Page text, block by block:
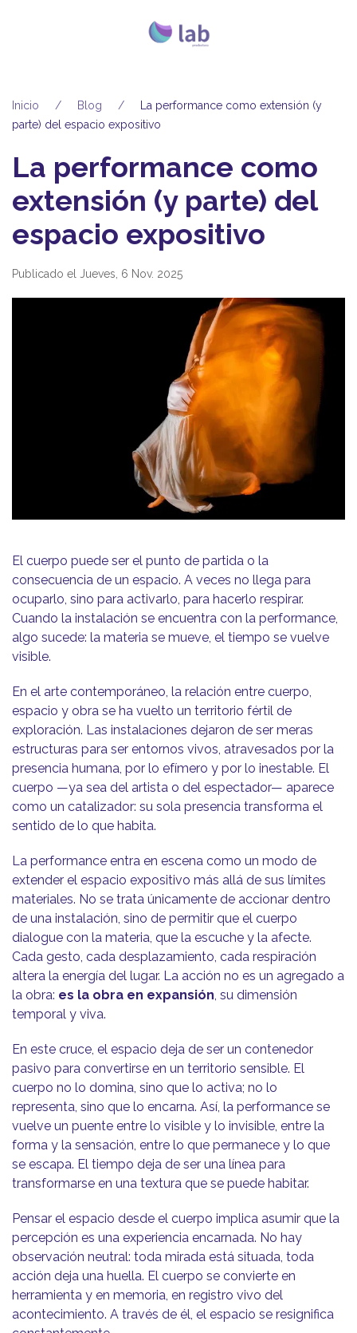
Inicio Blog
La performance como extensión (y
parte) del espacio expositivo
La performance como
extensión (y parte) del
espacio expositivo
Publicado el Jueves, 6 Nov. 2025
El cuerpo puede ser el punto de partida o la
consecuencia de un espacio. A veces no llega para
ocuparlo, sino para activarlo, para hacerlo respirar.
Cuando la instalación se encuentra con la performance,
algo sucede: la materia se mueve, el tiempo se vuelve
visible.
En el arte contemporáneo, la relación entre cuerpo,
espacio y obra se ha vuelto un territorio fértil de
exploración. Las instalaciones dejaron de ser meras
estructuras para ser entornos vivos, atravesados por la
presencia humana, por lo efímero y por lo inestable. El
cuerpo —ya sea del artista o del espectador— aparece
como un catalizador: su sola presencia transforma el
sentido de lo que habita.
La performance entra en escena como un modo de
extender el espacio expositivo más allá de sus límites
materiales. No se trata únicamente de accionar dentro
de una instalación, sino de permitir que el cuerpo
dialogue con la materia, que la escuche y la afecte.
Cada gesto, cada desplazamiento, cada respiración
altera la energía del lugar. La acción no es un agregado a
la obra: es la obra en expansión, su dimensión
temporal y viva.
En este cruce, el espacio deja de ser un contenedor
pasivo para convertirse en un territorio sensible. El
cuerpo no lo domina, sino que lo activa; no lo
representa, sino que lo encarna. Así, la performance se
vuelve un puente entre lo visible y lo invisible, entre la
forma y la sensación, entre lo que permanece y lo que
se escapa. El tiempo deja de ser una línea para
transformarse en una textura que se puede habitar.
Pensar el espacio desde el cuerpo implica asumir que la
percepción es una experiencia encarnada. No hay
observación neutral: toda mirada está situada, toda
acción deja una huella. El cuerpo se convierte en
herramienta y en memoria, en registro vivo del
acontecimiento. A través de él, el espacio se resignifica